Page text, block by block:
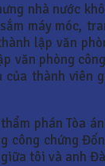
nhà nước
máy móc,
lập văn
văn phòng
thành viên
phán
công chứng
tôi và anh